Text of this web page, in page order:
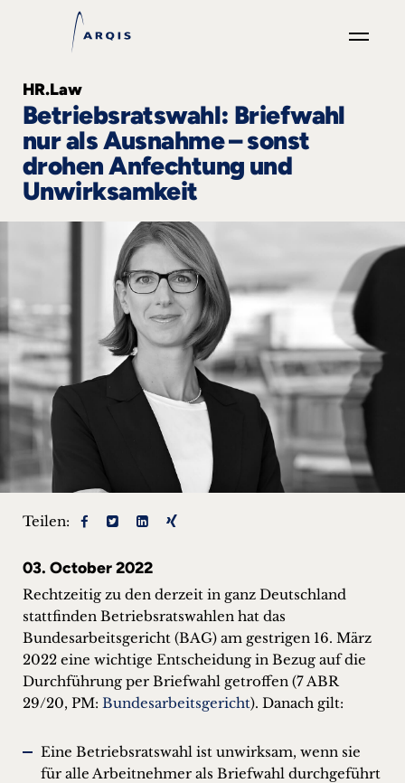
Fokusgruppen
+
Events
+
Karriere
+
Blog
+
Team
Philosophie
Presseanfragen
HR.Law
Betriebsratswahl: Briefwahl
nur als Ausnahme – sonst
drohen Anfechtung und
Unwirksamkeit
Teilen:
03. October 2022
Rechtzeitig zu den derzeit in ganz Deutschland
stattfinden Betriebsratswahlen hat das
Bundesarbeitsgericht (BAG) am gestrigen 16. März
2022 eine wichtige Entscheidung in Bezug auf die
Durchführung per Briefwahl getroffen (7 ABR
29/20, PM: Bundesarbeitsgericht). Danach gilt:
Eine Betriebsratswahl ist unwirksam, wenn sie
für alle Arbeitnehmer als Briefwahl durchgeführt